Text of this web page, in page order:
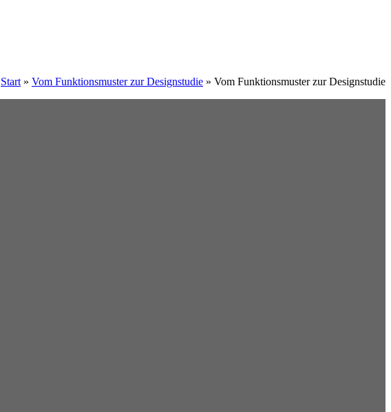
Start » Vom Funktionsmuster zur Designstudie » Vom Funktionsmuster zur Designstudie